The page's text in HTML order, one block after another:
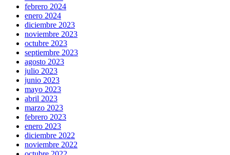
febrero 2024
enero 2024
diciembre 2023
noviembre 2023
octubre 2023
septiembre 2023
agosto 2023
julio 2023
junio 2023
mayo 2023
abril 2023
marzo 2023
febrero 2023
enero 2023
diciembre 2022
noviembre 2022